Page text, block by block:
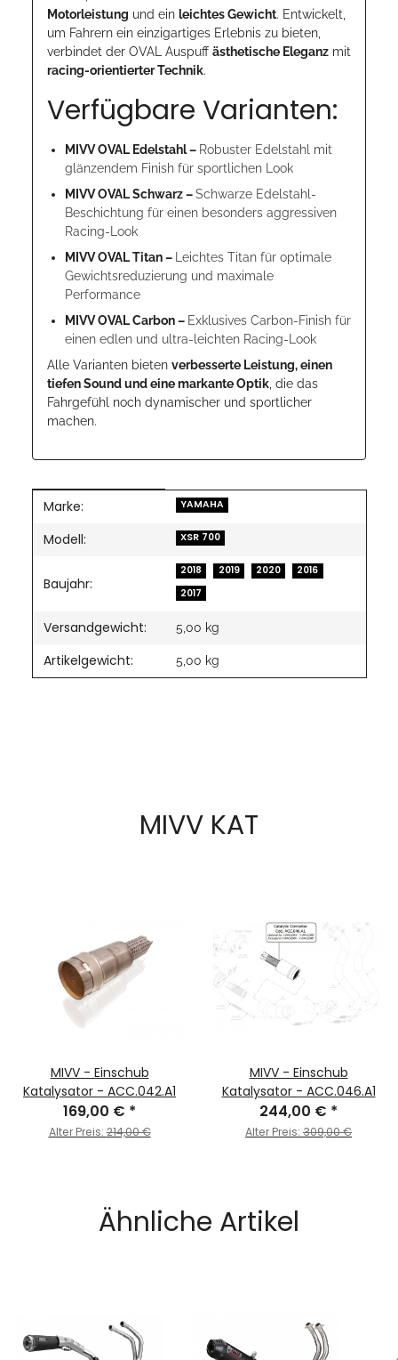
Motorleistung und ein leichtes Gewicht. Entwickelt,
um Fahrern ein einzigartiges Erlebnis zu bieten,
verbindet der OVAL Auspuffästhetische Eleganz mit
racing-orientierter Technik.
Verfügbare Varianten:
MIVV OVAL Edelstahl – Robuster Edelstahl mit
glänzendem Finish für sportlichen Look
MIVV OVAL Schwarz –Schwarze Edelstahl-
Beschichtung für einen besonders aggressiven
Racing-Look
MIVV OVAL Titan –
Leichtes Titan für optimale
Gewichtsreduzierung und maximale
Performance
MIVV OVAL Carbon – Exklusives Carbon-Finish für
einen edlen und ultra-leichten Racing-Look
Alle Varianten bieten verbesserte Leistung, einen
tiefen Sound und eine markante Optik , die das
Fahrgefühl noch dynamischer und sportlicher
machen.
Produkteigenschaft
Wert
Marke: YAMAHA
Modell: XSR 700
Baujahr:
2018 2019 2020
2016
2017
Versandgewicht: 5,00 kg
Artikelgewicht: 5,00 kg
MIVV KAT
MIVV - Einschub
Katalysator - ACC.042.A1
169,00 € *
Alter Preis:214,00 €
MIVV - Einschub
Katalysator - ACC.046.A1
244,00 € *
Alter Preis: 309,00 €
Ähnliche Artikel